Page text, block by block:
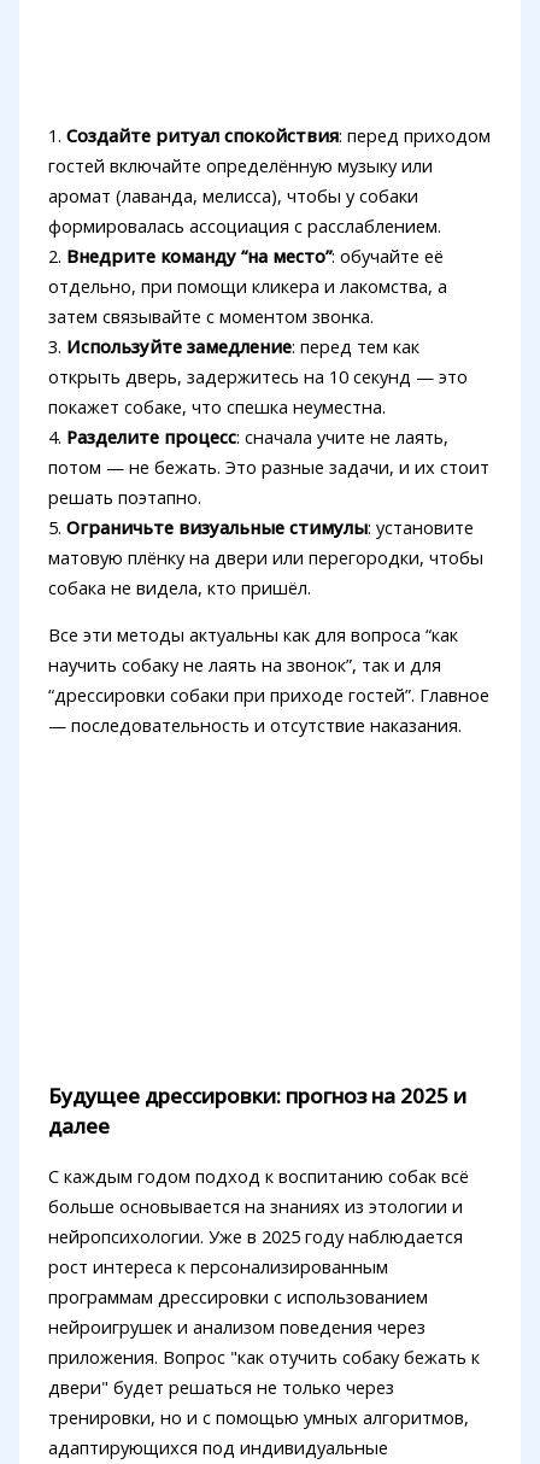
1. Создайте ритуал спокойствия: перед приходом
гостей включайте определённую музыку или
аромат (лаванда, мелисса), чтобы у собаки
формировалась ассоциация с расслаблением.
2. Внедрите команду “на место”: обучайте её
отдельно, при помощи кликера и лакомства, а
затем связывайте с моментом звонка.
3. Используйте замедление: перед тем как
открыть дверь, задержитесь на 10 секунд — это
покажет собаке, что спешка неуместна.
4. Разделите процесс: сначала учите не лаять,
потом — не бежать. Это разные задачи, и их стоит
решать поэтапно.
5. Ограничьте визуальные стимулы: установите
матовую плёнку на двери или перегородки, чтобы
собака не видела, кто пришёл.
Все эти методы актуальны как для вопроса “как
научить собаку не лаять на звонок”, так и для
“дрессировки собаки при приходе гостей”. Главное
— последовательность и отсутствие наказания.
Будущее дрессировки: прогноз на 2025 и
далее
С каждым годом подход к воспитанию собак всё
больше основывается на знаниях из этологии и
нейропсихологии. Уже в 2025 году наблюдается
рост интереса к персонализированным
программам дрессировки с использованием
нейроигрушек и анализом поведения через
приложения. Вопрос "как отучить собаку бежать к
двери" будет решаться не только через
тренировки, но и с помощью умных алгоритмов,
адаптирующихся под индивидуальные